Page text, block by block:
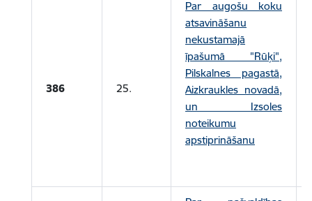
386 25.
Par augošu koku
atsavināšanu
nekustamajā
īpašumā "Rūķi",
Pilskalnes pagastā,
Aizkraukles novadā,
un Izsoles
noteikumu
apstiprināšanu